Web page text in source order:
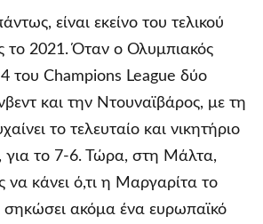
είναι εκείνο του τελικού
το 2021. Όταν ο Ολυμπιακός
του Champions League δύο
και την Ντουναϊβάρος, με τη
το τελευταίο και νικητήριο
για το 7-6. Τώρα, στη Μάλτα,
να κάνει ό,τι η Μαργαρίτα το
ακόμα ένα ευρωπαϊκό